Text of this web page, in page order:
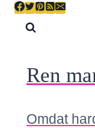
Skip
Ren
Omdat